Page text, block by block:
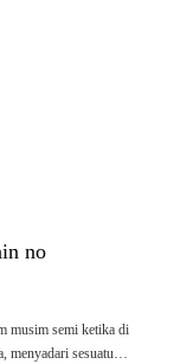
no
musim semi ketika di
sesuatu.